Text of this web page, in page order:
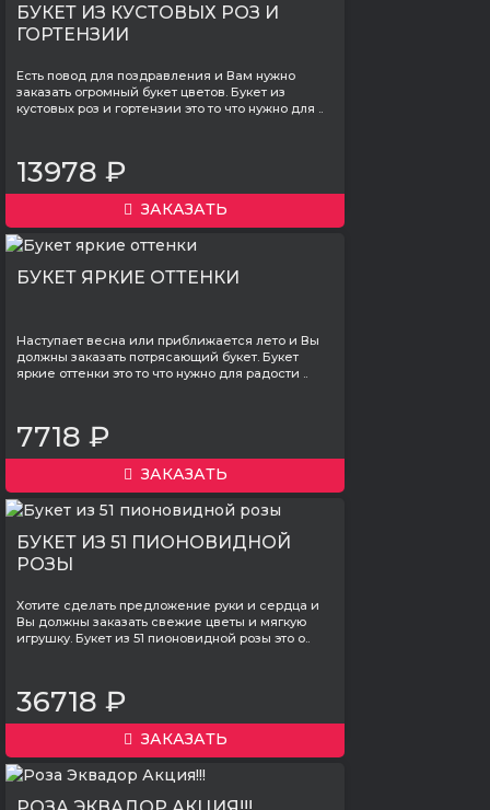
БУКЕТ ИЗ КУСТОВЫХ РОЗ И
ГОРТЕНЗИИ
Есть повод для поздравления и Вам нужно
заказать огромный букет цветов. Букет из
кустовых роз и гортензии это то что нужно для ..
13978 ₽
ЗАКАЗАТЬ
БУКЕТ ЯРКИЕ ОТТЕНКИ
Наступает весна или приближается лето и Вы
должны заказать потрясающий букет. Букет
яркие оттенки это то что нужно для радости ..
7718 ₽
ЗАКАЗАТЬ
БУКЕТ ИЗ 51 ПИОНОВИДНОЙ
РОЗЫ
Хотите сделать предложение руки и сердца и
Вы должны заказать свежие цветы и мягкую
игрушку. Букет из 51 пионовидной розы это о..
36718 ₽
ЗАКАЗАТЬ